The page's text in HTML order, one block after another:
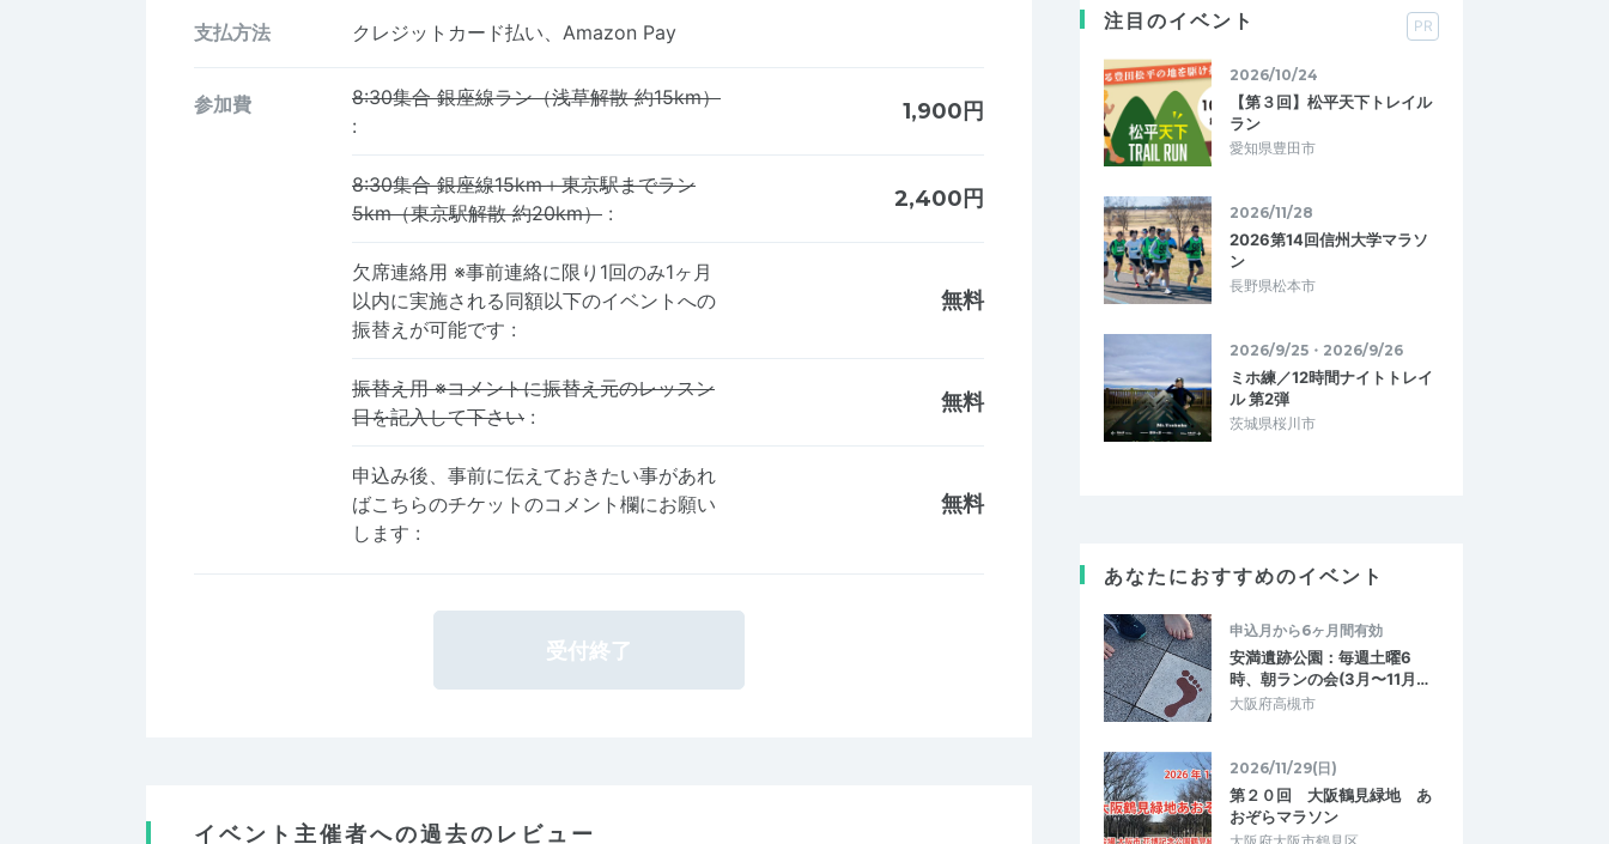
支払方法 クレジットカード払い、Amazon Pay
参加費
8:30集合 銀座線ラン（浅草解散 約15km）
:
1,900円
8:30集合 銀座線15km＋東京駅までラン
5km（東京駅解散 約20km） :
2,400円
欠席連絡用 ※事前連絡に限り1回のみ1ヶ月
以内に実施される同額以下のイベントへの
振替えが可能です :
無料
振替え用 ※コメントに振替え元のレッスン
日を記入して下さい :
無料
申込み後、事前に伝えておきたい事があれ
ばこちらのチケットのコメント欄にお願い
します :
無料
受付終了
イベント主催者への過去のレビュー
注目のイベント PR
2026/10/24
【第３回】松平天下トレイル
ラン
愛知県豊田市
2026/11/28
2026第14回信州大学マラソ
ン
長野県松本市
2026/9/25・2026/9/26
ミホ練／12時間ナイトトレイ
ル 第2弾
茨城県桜川市
あなたにおすすめのイベント
申込月から6ヶ月間有効
安満遺跡公園：毎週土曜6
時、朝ランの会(3月〜11月…
大阪府高槻市
2026/11/29(日)
第２０回 大阪鶴見緑地 あ
おぞらマラソン